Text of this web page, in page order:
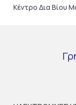
Κέντρο Δια Βίου